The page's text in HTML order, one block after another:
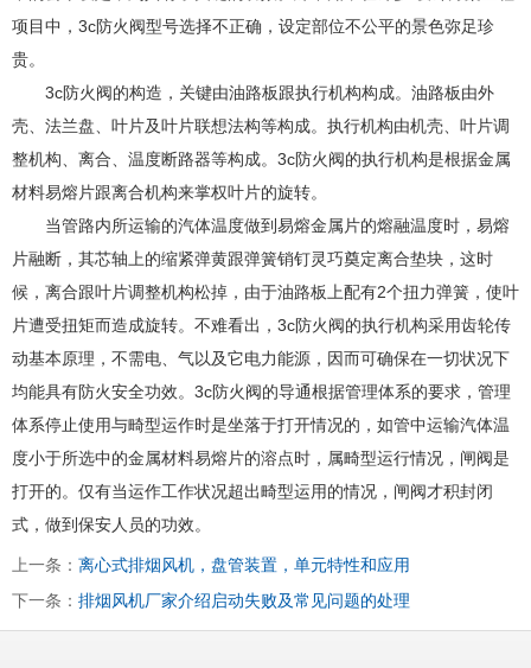
项目中，3c防火阀型号选择不正确，设定部位不公平的景色弥足珍
贵。
3c防火阀的构造，关键由油路板跟执行机构构成。油路板由外
壳、法兰盘、叶片及叶片联想法构等构成。执行机构由机壳、叶片调
整机构、离合、温度断路器等构成。3c防火阀的执行机构是根据金属
材料易熔片跟离合机构来掌权叶片的旋转。
当管路内所运输的汽体温度做到易熔金属片的熔融温度时，易熔
片融断，其芯轴上的缩紧弹黄跟弹簧销钉灵巧奠定离合垫块，这时
候，离合跟叶片调整机构松掉，由于油路板上配有2个扭力弹簧，使叶
片遭受扭矩而造成旋转。不难看出，3c防火阀的执行机构采用齿轮传
动基本原理，不需电、气以及它电力能源，因而可确保在一切状况下
均能具有防火安全功效。3c防火阀的导通根据管理体系的要求，管理
体系停止使用与畸型运作时是坐落于打开情况的，如管中运输汽体温
度小于所选中的金属材料易熔片的溶点时，属畸型运行情况，闸阀是
打开的。仅有当运作工作状况超出畸型运用的情况，闸阀才积封闭
式，做到保安人员的功效。
上一条： 离心式排烟风机，盘管装置，单元特性和应用
下一条： 排烟风机厂家介绍启动失败及常见问题的处理